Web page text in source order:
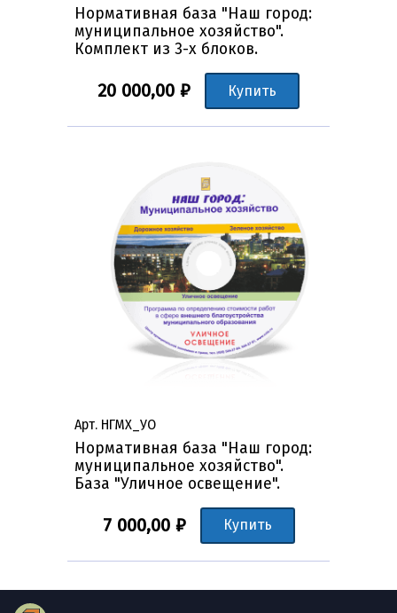
Нормативная база "Наш город:
муниципальное хозяйство".
Комплект из 3-х блоков.
20 000,00 ₽ Купить
Арт. НГМХ_УО
Нормативная база "Наш город:
муниципальное хозяйство".
База "Уличное освещение".
7 000,00 ₽ Купить